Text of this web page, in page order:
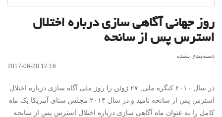
روز جهانی آگاهی سازی درباره اختلال
استرس پس از سانحه
دسته‌بندی نشده
2017-06-28 12:16
در سال ۲۰۱۰ کنگره ملی, ۲۷ ژوئن را روز ملی آگاه سازی درباره اختلال
استرس پس از سانحه نامید و در سال ۲۰۱۴ مجلس سنای آمریکا یک ماه
کامل را به عنوان ماه آگاهی سازی درباره اختلال استرس پس از سانحه